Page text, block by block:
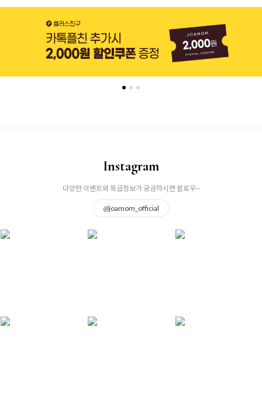
Instagram
다양한 이벤트와 특급정보가 궁금하시면 팔로우~
@joamom_official